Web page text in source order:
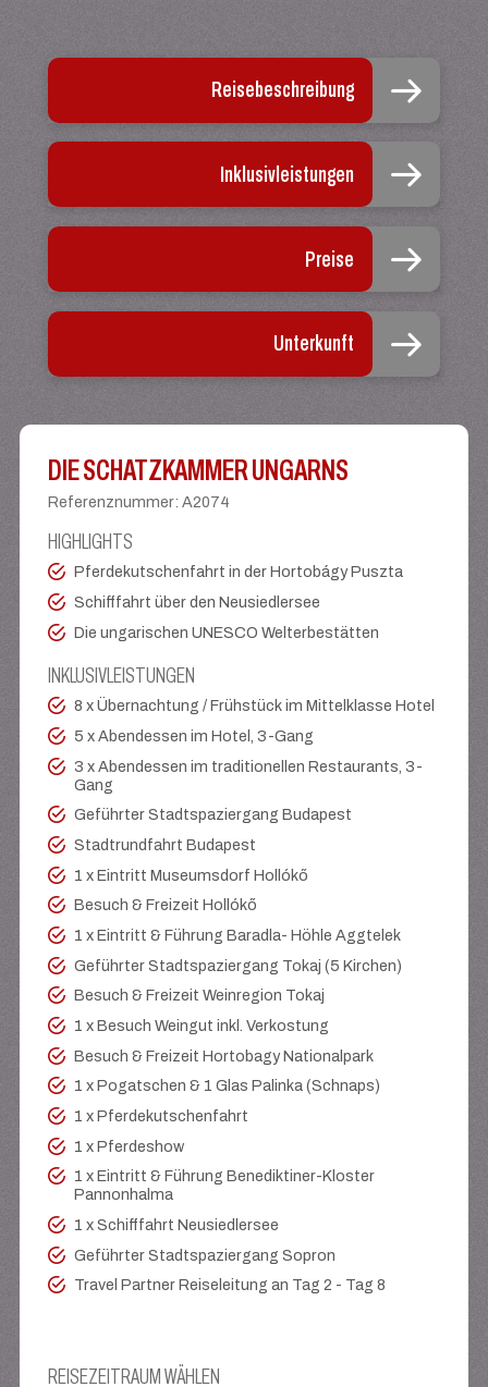
Reisebeschreibung
Inklusivleistungen
Preise
Unterkunft
DIE SCHATZKAMMER UNGARNS
Referenznummer:A2074
HIGHLIGHTS
Pferdekutschenfahrt in der Hortobágy Puszta
Schifffahrt über den Neusiedlersee
Die ungarischen UNESCO Welterbestätten
INKLUSIVLEISTUNGEN
8 x Übernachtung / Frühstück im Mittelklasse Hotel
5 x Abendessen im Hotel, 3-Gang
3 x Abendessen im traditionellen Restaurants, 3-
Gang
Geführter Stadtspaziergang Budapest
Stadtrundfahrt Budapest
1 x Eintritt Museumsdorf Hollókő
Besuch & Freizeit Hollókő
1 x Eintritt & Führung Baradla- Höhle Aggtelek
Geführter Stadtspaziergang Tokaj (5 Kirchen)
Besuch & Freizeit Weinregion Tokaj
1 x Besuch Weingut inkl. Verkostung
Besuch & Freizeit Hortobagy Nationalpark
1 x Pogatschen & 1 Glas Palinka (Schnaps)
1 x Pferdekutschenfahrt
1 x Pferdeshow
1 x Eintritt & Führung Benediktiner-Kloster
Pannonhalma
1 x Schifffahrt Neusiedlersee
Geführter Stadtspaziergang Sopron
Travel Partner Reiseleitung an Tag 2 - Tag 8
REISEZEITRAUM WÄHLEN